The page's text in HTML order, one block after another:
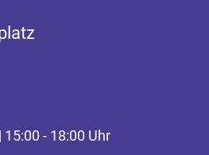
- 18:00 Uhr